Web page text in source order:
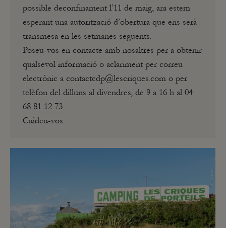
possible deconfinament l’11 de maig, ara estem
esperant una autorització d’obertura que ens serà
transmesa en les setmanes següents.
Poseu-vos en contacte amb nosaltres per a obtenir
qualsevol informació o aclariment per correu
electrònic a contactcdp@lescriques.com o per
telèfon del dilluns al divendres, de 9 a 16 h al 04
68 81 12 73
Cuideu-vos.